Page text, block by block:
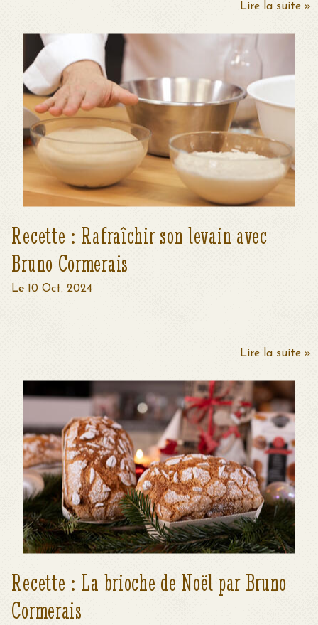
Lire la suite »
Recette : Rafraîchir son levain avec
Bruno Cormerais
Le 10 Oct. 2024
Lire la suite »
Recette : La brioche de Noël par Bruno
Cormerais